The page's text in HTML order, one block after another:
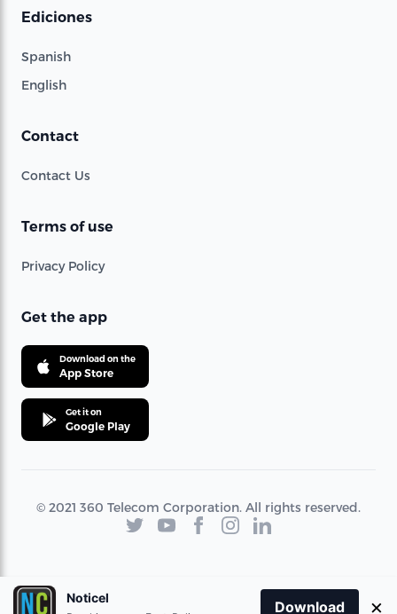
Ediciones
Spanish
English
Contact
Contact Us
Terms of use
Privacy Policy
Get the app
Download on the
App Store
Get it on
Google Play
© 2021 360 Telecom Corporation. All rights reserved.
Noticel
Download ×